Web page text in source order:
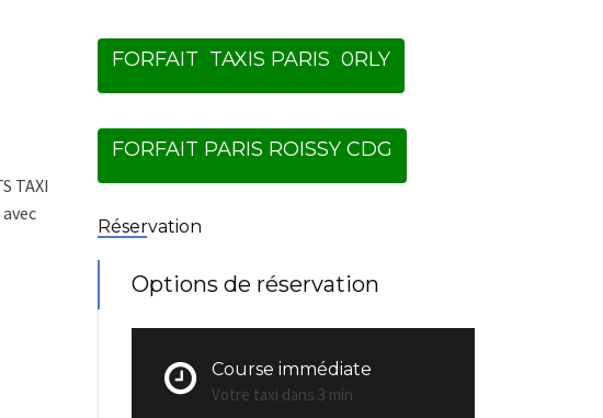
FORFAIT TAXIS PARIS 0RLY
FORFAIT PARIS ROISSY CDG
Réservation
Options de réservation
Course immédiate
Votre taxi dans 3 min
TAXI